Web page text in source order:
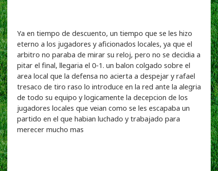
Ya en tiempo de descuento, un tiempo que se les hizo
eterno a los jugadores y aficionados locales, ya que el
arbitro no paraba de mirar su reloj, pero no se decidia a
pitar el final, llegaria el 0-1. un balon colgado sobre el
area local que la defensa no acierta a despejar y rafael
tresaco de tiro raso lo introduce en la red ante la alegria
de todo su equipo y logicamente la decepcion de los
jugadores locales que veian como se les escapaba un
partido en el que habian luchado y trabajado para
merecer mucho mas